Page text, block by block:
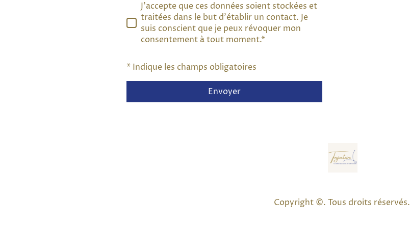
J'accepte que ces données soient stockées et
traitées dans le but d'établir un contact. Je
suis conscient que je peux révoquer mon
consentement à tout moment.*
* Indique les champs obligatoires
Envoyer
Copyright ©. Tous droits réservés.